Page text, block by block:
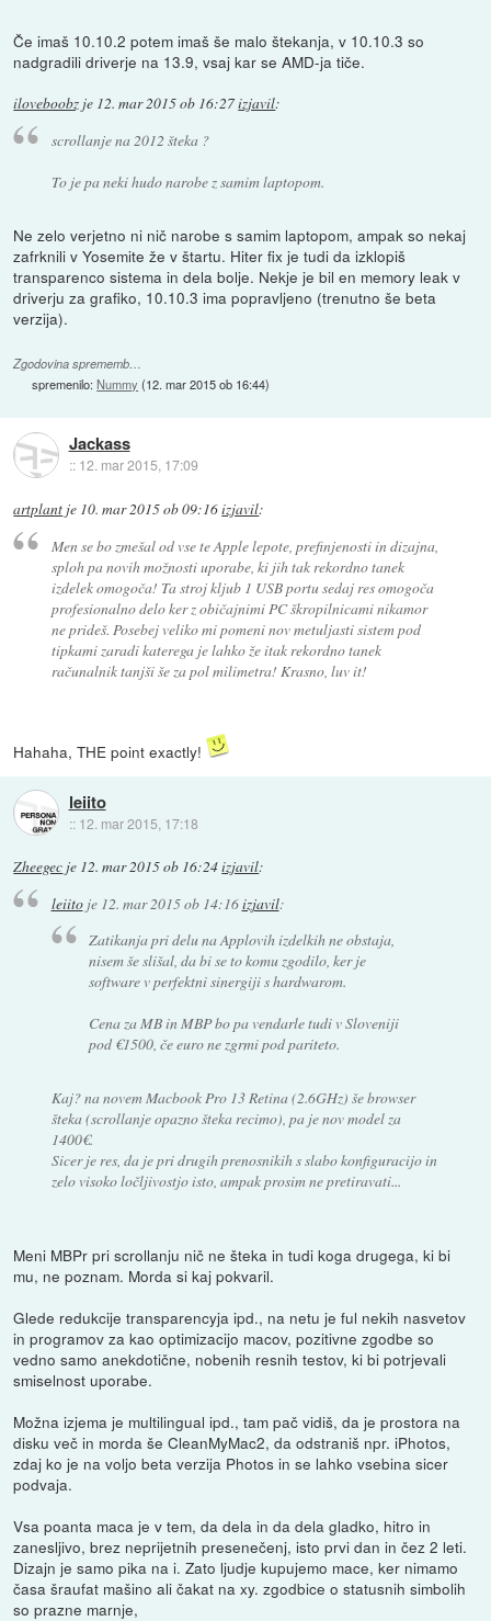
Če imaš 10.10.2 potem imaš še malo štekanja, v 10.10.3 so
nadgradili driverje na 13.9, vsaj kar se AMD-ja tiče.
iloveboobz je 12. mar 2015 ob 16:27izjavil:
scrollanje na 2012 šteka ?
To je pa neki hudo narobe z samim laptopom.
Ne zelo verjetno ni nič narobe s samim laptopom, ampak so nekaj
zafrknili v Yosemite že v štartu. Hiter fix je tudi da izklopiš
transparenco sistema in dela bolje. Nekje je bil en memory leak v
driverju za grafiko, 10.10.3 ima popravljeno (trenutno še beta
verzija).
Zgodovina sprememb…
spremenilo:Nummy (12. mar 2015 ob 16:44)
Jackass
:: 12. mar 2015, 17:09
artplant je 10. mar 2015 ob 09:16izjavil:
Men se bo zmešal od vse te Apple lepote, prefinjenosti in dizajna,
sploh pa novih možnosti uporabe, ki jih tak rekordno tanek
izdelek omogoča! Ta stroj kljub 1 USB portu sedaj res omogoča
profesionalno delo ker z običajnimi PC škropilnicami nikamor
ne prideš. Posebej veliko mi pomeni nov metuljasti sistem pod
tipkami zaradi katerega je lahko že itak rekordno tanek
računalnik tanjši še za pol milimetra! Krasno, luv it!
Hahaha, THE point exactly!
leiito
:: 12. mar 2015, 17:18
Zheegec je 12. mar 2015 ob 16:24izjavil:
leiitoje 12. mar 2015 ob 14:16izjavil:
Zatikanja pri delu na Applovih izdelkih ne obstaja,
nisem še slišal, da bi se to komu zgodilo, ker je
software v perfektni sinergiji s hardwarom.
Cena za MB in MBP bo pa vendarle tudi v Sloveniji
pod €1500, če euro ne zgrmi pod pariteto.
Kaj? na novem Macbook Pro 13 Retina (2.6GHz) še browser
šteka (scrollanje opazno šteka recimo), pa je nov model za
1400€.
Sicer je res, da je pri drugih prenosnikih s slabo konfiguracijo in
zelo visoko ločljivostjo isto, ampak prosim ne pretiravati...
Meni MBPr pri scrollanju nič ne šteka in tudi koga drugega, ki bi
mu, ne poznam. Morda si kaj pokvaril.
Glede redukcije transparencyja ipd., na netu je ful nekih nasvetov
in programov za kao optimizacijo macov, pozitivne zgodbe so
vedno samo anekdotične, nobenih resnih testov, ki bi potrjevali
smiselnost uporabe.
Možna izjema je multilingual ipd., tam pač vidiš, da je prostora na
disku več in morda še CleanMyMac2, da odstraniš npr. iPhotos,
zdaj ko je na voljo beta verzija Photos in se lahko vsebina sicer
podvaja.
Vsa poanta maca je v tem, da dela in da dela gladko, hitro in
zanesljivo, brez neprijetnih presenečenj, isto prvi dan in čez 2 leti.
Dizajn je samo pika na i. Zato ljudje kupujemo mace, ker nimamo
časa šraufat mašino ali čakat na xy. zgodbice o statusnih simbolih
so prazne marnje,